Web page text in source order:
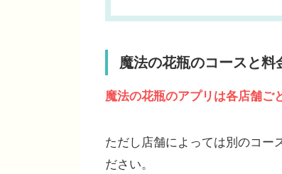
魔法の花瓶のコースと料
魔法の花瓶のアプリは各店舗ご
ただし店舗によっては別のコー
ださい。